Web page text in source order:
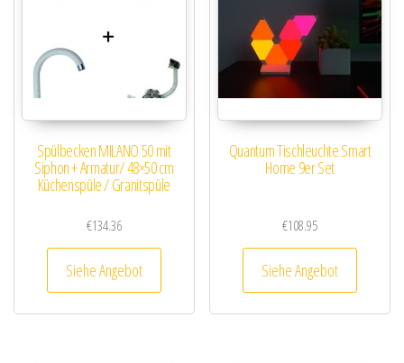
Spülbecken MILANO 50 mit
Siphon + Armatur/ 48×50 cm
Küchenspüle / Granitspüle
€134.36
Siehe Angebot
Quantum Tischleuchte Smart
Home 9er Set
€108.95
Siehe Angebot